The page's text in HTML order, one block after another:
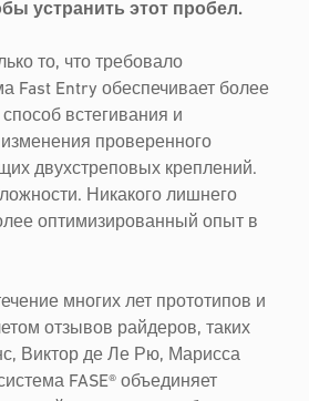
устранить этот пробел.
то, что требовало
Fast Entry обеспечивает более
встегивания и
проверенного
двухстреповых креплений.
Никакого лишнего
оптимизированный опыт в
многих лет прототипов и
отзывов райдеров, таких
Виктор де Ле Рю, Марисса
FASE® объединяет